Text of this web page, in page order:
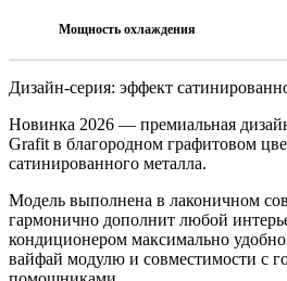
Мощность охлаждения
Дизайн-серия: эффект
Новинка 2026 — премиальная
Grafit в благородном графитовом
сатинированного металла.
Модель выполнена в лаконичном
гармонично дополнит любой
кондиционером максимально
вайфай модулю и совместимости с